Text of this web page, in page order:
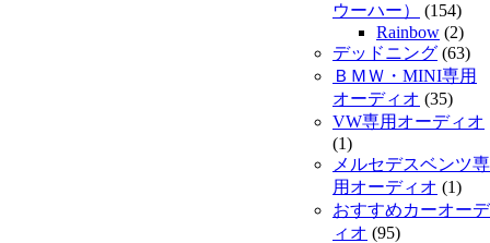
ウーハー）
(154)
Rainbow (2)
デッドニング (63)
ＢＭＷ・MINI専用
オーディオ (35)
VW専用オーディオ
(1)
メルセデスベンツ専
用オーディオ (1)
おすすめカーオーデ
ィオ (95)